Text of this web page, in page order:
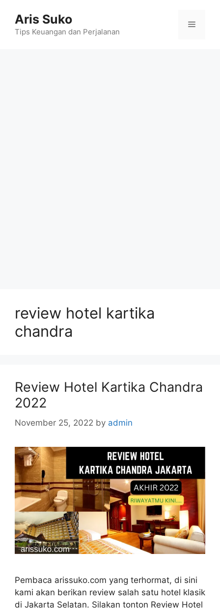
content
Aris Suko
Tips Keuangan dan Perjalanan
Menu
review hotel kartika
chandra
Review Hotel Kartika Chandra
2022
November 25, 2022 by admin
Pembaca arissuko.com yang terhormat, di sini
kami akan berikan review salah satu hotel klasik
di Jakarta Selatan. Silakan tonton Review Hotel